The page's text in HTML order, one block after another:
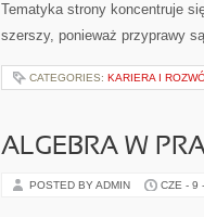
Tematyka strony koncentruje
szerszy, ponieważ przyprawy
CATEGORIES: KARIERA I
ALGEBRA W
POSTED BY ADMIN CZE - 9